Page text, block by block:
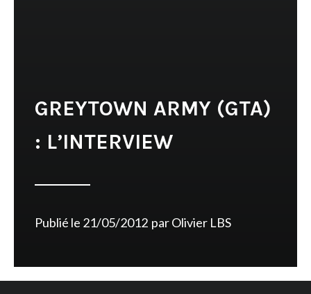
GREYTOWN ARMY (GTA)
: L’INTERVIEW
Publié le 21/05/2012 parOlivier LBS